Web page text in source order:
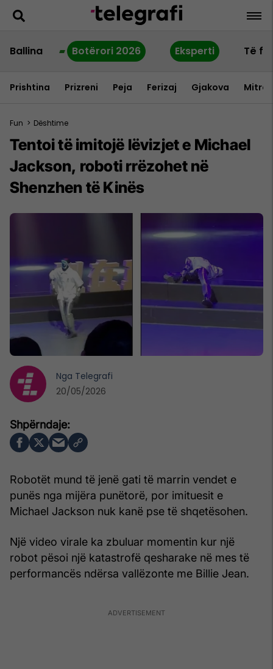
Ballina Botërori 2026 Eksperti Të
Prishtina Prizreni Peja Ferizaj Gjakova
Fun > Dështime
Tentoi të imitojë lëvizjet e Michael
Jackson, roboti rrëzohet në
Shenzhen të Kinës
Robotët mund të jenë gati të marrin vendet e
punës nga mijëra punëtorë, por imituesit e
Michael Jackson nuk kanë pse të shqetësohen.
Një video virale ka zbuluar momentin kur një
robot pësoi një katastrofë qesharake në mes të
performancës ndërsa vallëzonte me Billie Jean.
Nga Telegrafi
20/05/2026